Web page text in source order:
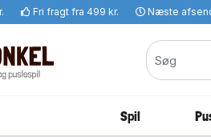
Fri fragt fra 499 kr. Næste
Spil